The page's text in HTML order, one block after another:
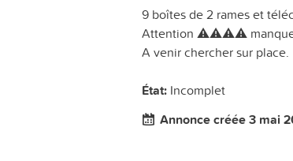
9 boîtes de 2 rames et
Attention ⚠️⚠️⚠️⚠️ manque
A venir chercher sur place.
État: Incomplet
Annonce créée 3 mai